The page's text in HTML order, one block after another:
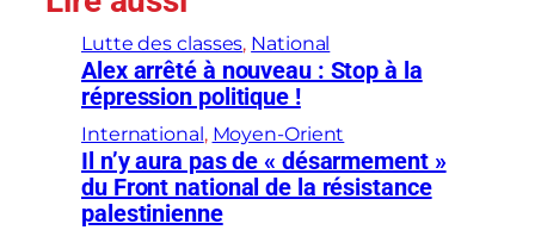
Lutte des classes, National
Alex arrêté à nouveau : Stop à la
répression politique !
International , Moyen-Orient
Il n’y aura pas de « désarmement »
du Front national de la résistance
palestinienne